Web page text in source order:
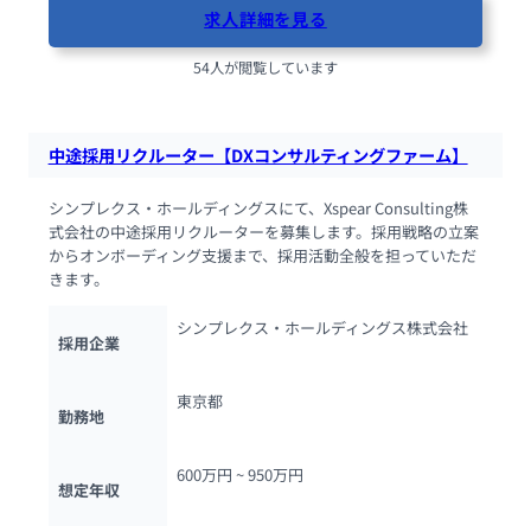
求人詳細を見る
54人が閲覧しています
中途採用リクルーター【DXコンサルティングファーム】
シンプレクス・ホールディングスにて、Xspear Consulting株
式会社の中途採用リクルーターを募集します。採用戦略の立案
からオンボーディング支援まで、採用活動全般を担っていただ
きます。
採用企業
シンプレクス・ホールディングス株式会社
勤務地
東京都
想定年収
600万円 ~ 950万円